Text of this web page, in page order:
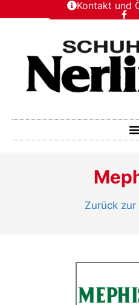
Kontakt und
Zurück